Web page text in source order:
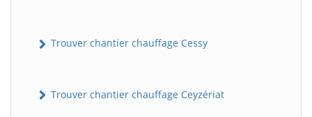
Trouver chantier chauffage Cessy
Trouver chantier chauffage Ceyzériat